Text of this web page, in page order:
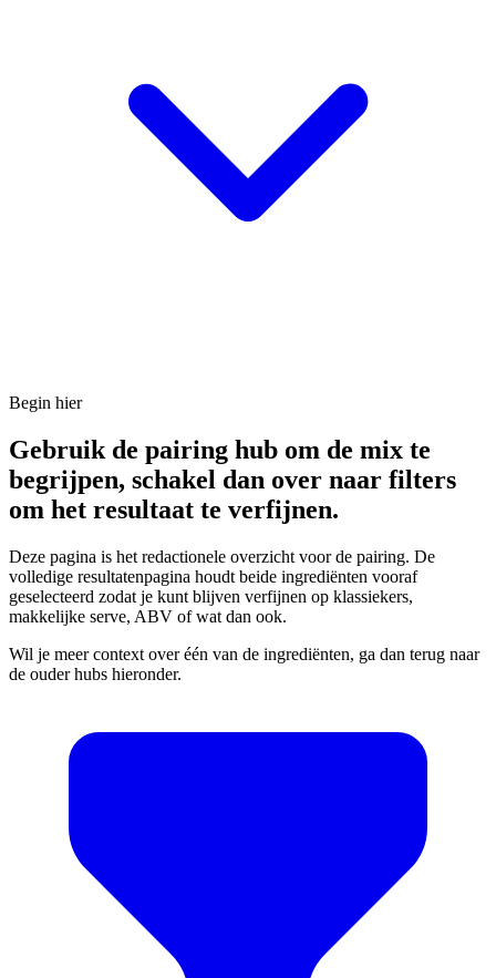
Begin hier
Gebruik de pairing hub om de mix te
begrijpen, schakel dan over naar filters
om het resultaat te verfijnen.
Deze pagina is het redactionele overzicht voor de pairing. De
volledige resultatenpagina houdt beide ingrediënten vooraf
geselecteerd zodat je kunt blijven verfijnen op klassiekers,
makkelijke serve, ABV of wat dan ook.
Wil je meer context over één van de ingrediënten, ga dan terug naar
de ouder hubs hieronder.